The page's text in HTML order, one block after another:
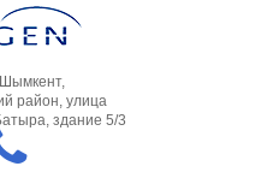
район, улица
здание 5/3